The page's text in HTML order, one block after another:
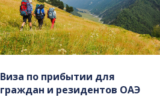
Виза по прибытии для
граждан и резидентов ОАЭ